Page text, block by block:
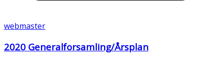
webmaster
2020 Generalforsamling/Årsplan